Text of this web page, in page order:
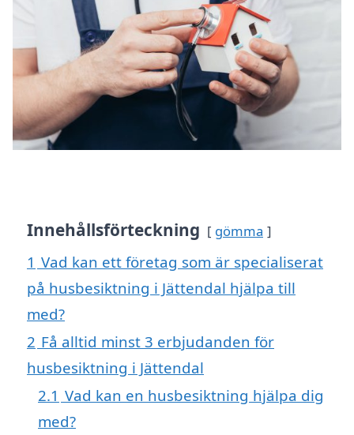
Innehållsförteckning gömma
1 Vad kan ett företag som är specialiserat
på husbesiktning i Jättendal hjälpa till
med?
2 Få alltid minst 3 erbjudanden för
husbesiktning i Jättendal
2.1 Vad kan en husbesiktning hjälpa dig
med?